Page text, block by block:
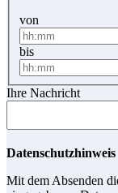
von
bis
Ihre Nachricht
Datenschutzhinweis
Mit dem Absenden